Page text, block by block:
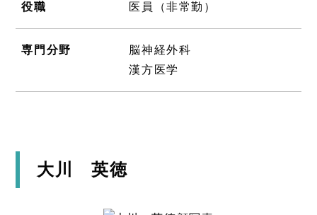
役職 医員（非常勤）
専門分野
脳神経外科
漢方医学
大川 英徳